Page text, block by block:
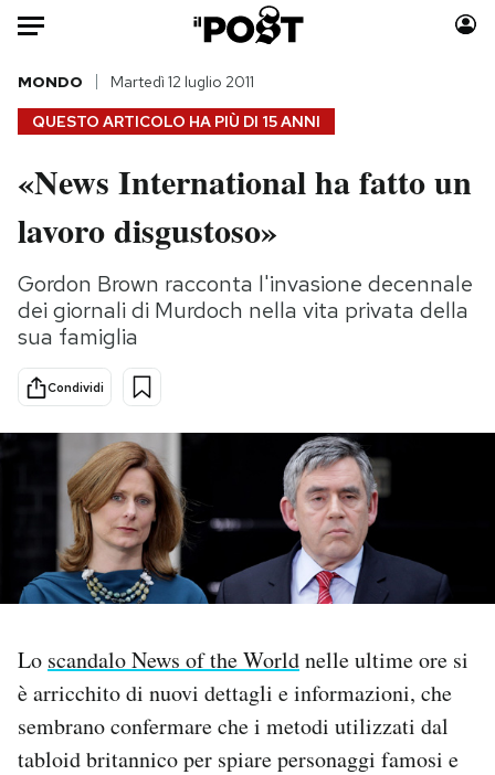
Auto
HOME
Italia
Politica
Tecnologia
Internet
Scienza
Cultura
Economia
Moda
Storie/Idee
Ok Boomer!
Mondiali calcio 2026
PODCAST
I MIEI PREFERITI
SHOP
QUESTO ARTICOLO HA PIÙ DI 15 ANNI
MONDO Martedì 12 luglio 2011
«News International ha fatto un
lavoro disgustoso»
Gordon Brown racconta l'invasione decennale
dei giornali di Murdoch nella vita privata della
sua famiglia
Condividi
Lo scandalo News of the Worldnelle ultime ore si
è arricchito di nuovi dettagli e informazioni, che
sembrano confermare che i metodi utilizzati dal
tabloid britannico per spiare personaggi famosi e